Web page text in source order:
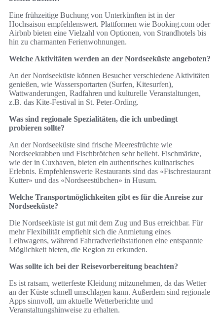
Eine frühzeitige Buchung von Unterkünften ist in der
Hochsaison empfehlenswert. Plattformen wie Booking.com oder
Airbnb bieten eine Vielzahl von Optionen, von Strandhotels bis
hin zu charmanten Ferienwohnungen.
Welche Aktivitäten werden an der Nordseeküste angeboten?
An der Nordseeküste können Besucher verschiedene Aktivitäten
genießen, wie Wassersportarten (Surfen, Kitesurfen),
Wattwanderungen, Radfahren und kulturelle Veranstaltungen,
z.B. das Kite-Festival in St. Peter-Ording.
Was sind regionale Spezialitäten, die ich unbedingt
probieren sollte?
An der Nordseeküste sind frische Meeresfrüchte wie
Nordseekrabben und Fischbrötchen sehr beliebt. Fischmärkte,
wie der in Cuxhaven, bieten ein authentisches kulinarisches
Erlebnis. Empfehlenswerte Restaurants sind das «Fischrestaurant
Kutter» und das «Nordseestübchen» in Husum.
Welche Transportmöglichkeiten gibt es für die Anreise zur
Nordseeküste?
Die Nordseeküste ist gut mit dem Zug und Bus erreichbar. Für
mehr Flexibilität empfiehlt sich die Anmietung eines
Leihwagens, während Fahrradverleihstationen eine entspannte
Möglichkeit bieten, die Region zu erkunden.
Was sollte ich bei der Reisevorbereitung beachten?
Es ist ratsam, wetterfeste Kleidung mitzunehmen, da das Wetter
an der Küste schnell umschlagen kann. Außerdem sind regionale
Apps sinnvoll, um aktuelle Wetterberichte und
Veranstaltungshinweise zu erhalten.